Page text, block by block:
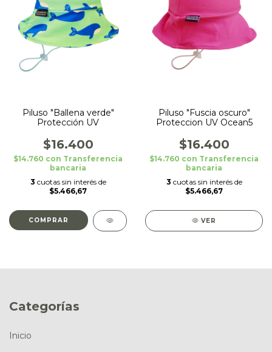
Piluso "Ballena verde"
Protección UV
$16.400
$14.760 con Transferencia
bancaria
3 cuotas sin interés de
$5.466,67
COMPRAR
Piluso "Fuscia oscuro"
Proteccion UV Ocean5
$16.400
$14.760 con Transferencia
bancaria
3 cuotas sin interés de
$5.466,67
VER
Categorías
Inicio